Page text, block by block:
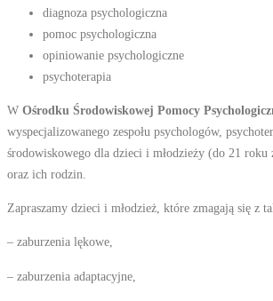
diagnoza psychologiczna
pomoc psychologiczna
opiniowanie psychologiczne
psychoterapia
W Ośrodku Środowiskowej Pomocy
wyspecjalizowanego zespołu psychologów,
środowiskowego dla dzieci i młodzieży (do 21 roku
oraz ich rodzin.
Zapraszamy dzieci i młodzież, które zmagają się z
– zaburzenia lękowe,
– zaburzenia adaptacyjne,